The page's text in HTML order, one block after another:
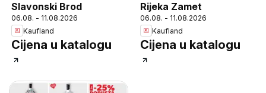
Slavonski Brod
06.08. - 11.08.2026
Kaufland
Cijena u katalogu
Rijeka Zamet
06.08. - 11.08.2026
Kaufland
Cijena u katalogu